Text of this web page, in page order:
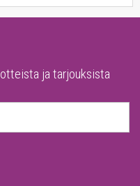
ja tarjouksista